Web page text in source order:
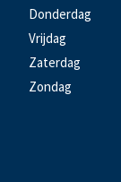
Donderdag
Vrijdag
Zaterdag
Zondag